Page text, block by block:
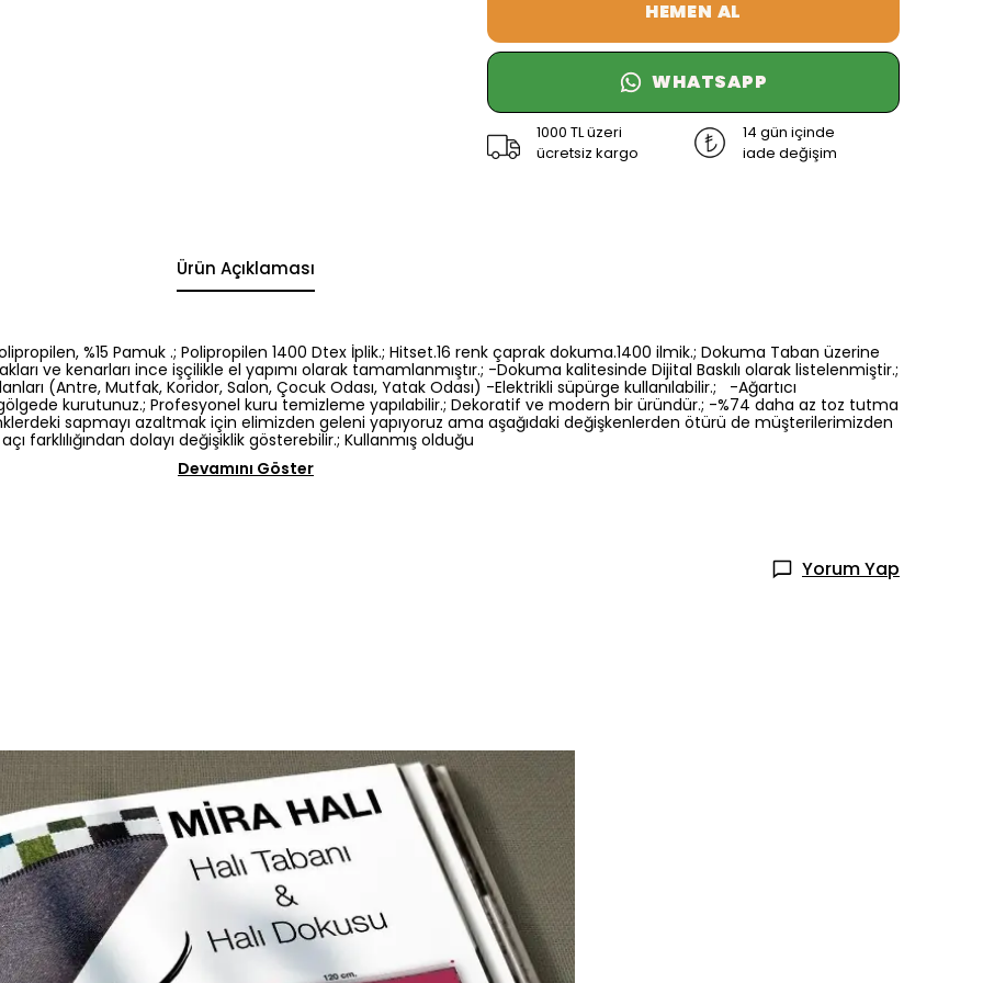
HEMEN AL
WHATSAPP
1000 TL üzeri
ücretsiz kargo
14 gün içinde
iade değişim
Ürün Açıklaması
%15 Pamuk .; Polipropilen 1400 Dtex İplik.; Hitset.16 renk çaprak dokuma.1400 ilmik.; Dokuma Taban üzerine
ve kenarları ince işçilikle el yapımı olarak tamamlanmıştır.; -Dokuma kalitesinde Dijital Baskılı olarak listelenmiştir.;
(Antre, Mutfak, Koridor, Salon, Çocuk Odası, Yatak Odası) -Elektrikli süpürge kullanılabilir.; -Ağartıcı
gölgede kurutunuz.; Profesyonel kuru temizleme yapılabilir.; Dekoratif ve modern bir üründür.; -%74 daha az toz tutma
sapmayı azaltmak için elimizden geleni yapıyoruz ama aşağıdaki değişkenlerden ötürü de müşterilerimizden
farklılığından dolayı değişiklik gösterebilir.; Kullanmış olduğu
Devamını Göster
Yorum Yap